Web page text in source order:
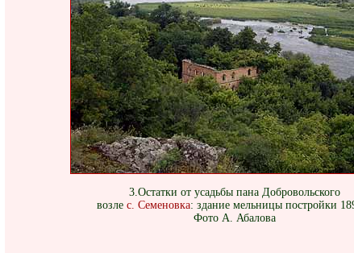
3.Остатки от усадьбы пана Добровольского
возле с. Семеновка: здание мельницы постройки
Фото А. Абалова